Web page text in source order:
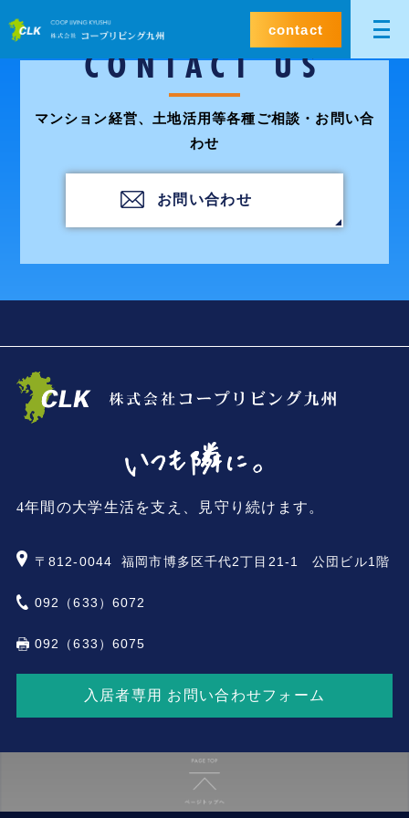
contact
CONTACT US
マンション経営、土地活用等各種ご相談・お問い合
わせ
お問い合わせ
4年間の大学生活を支え、見守り続けます。
〒812-0044 福岡市博多区千代2丁目21-1 公団ビル1階
092（633）6072
092（633）6075
入居者専用 お問い合わせフォーム